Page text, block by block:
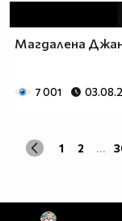
Магдалена
7 001
1 2 ...